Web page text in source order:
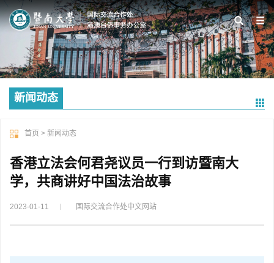
新闻动态
首页 > 新闻动态
香港立法会何君尧议员一行到访暨南大
学，共商讲好中国法治故事
2023-01-11 国际交流合作处中文网站